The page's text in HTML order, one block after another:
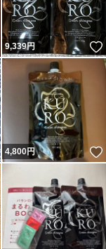
いいね！
9,339円
いね！
4,800円